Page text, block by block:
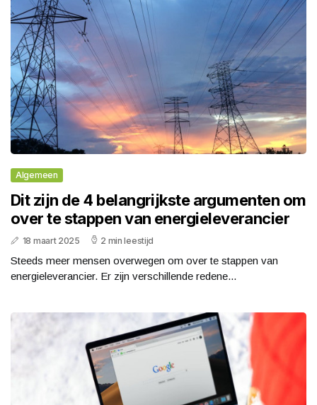
Algemeen
Dit zijn de 4 belangrijkste argumenten om
over te stappen van energieleverancier
18 maart 2025 2 min leestijd
Steeds meer mensen overwegen om over te stappen van
energieleverancier. Er zijn verschillende redene...